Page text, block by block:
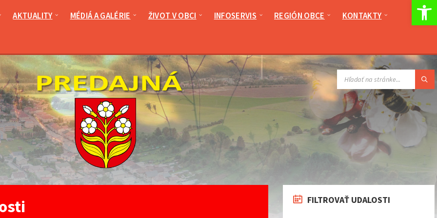
AKTUALITY MÉDIÁ A GALÉRIE ŽIVOT V OBCI INFOSERVIS REGIÓN OBCE KONTAKTY
VYHĽADÁVANIE:
FILTROVAŤ UDALOSTI